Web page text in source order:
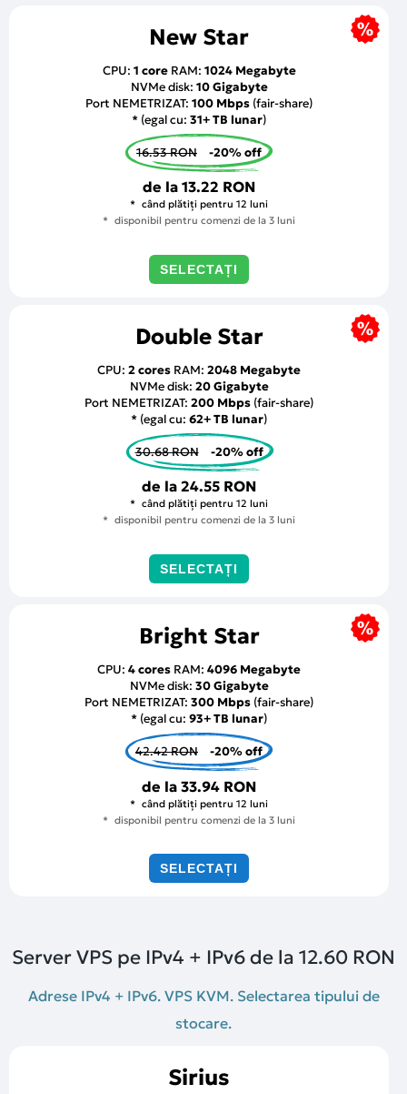
New Star
CPU: 1 coreRAM: 1024 Megabyte
NVMe disk: 10 Gigabyte
Port NEMETRIZAT: 100 Mbps (fair-share)
* (egal cu: 31+ TB lunar)
16.53 RON -20% off
de la 13.22 RON
când plătiți pentru 12 luni
disponibil pentru comenzi de la 3 luni
SELECTAȚI
Double Star
CPU: 2 cores RAM: 2048 Megabyte
NVMe disk: 20 Gigabyte
Port NEMETRIZAT: 200 Mbps (fair-share)
* (egal cu: 62+ TB lunar)
30.68 RON -20% off
de la 24.55 RON
când plătiți pentru 12 luni
disponibil pentru comenzi de la 3 luni
SELECTAȚI
Bright Star
CPU: 4 cores RAM: 4096 Megabyte
NVMe disk: 30 Gigabyte
Port NEMETRIZAT: 300 Mbps (fair-share)
* (egal cu: 93+ TB lunar)
42.42 RON -20% off
de la 33.94 RON
când plătiți pentru 12 luni
disponibil pentru comenzi de la 3 luni
SELECTAȚI
Server VPS pe IPv4 + IPv6 de la 12.60 RON
Adrese IPv4 + IPv6. VPS KVM. Selectarea tipului de
stocare.
Sirius